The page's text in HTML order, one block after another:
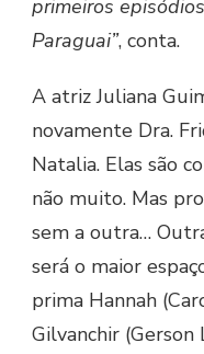
primeiros
Paraguai”, conta.
A atriz Juliana
novamente Dra.
Natalia. Elas são
não muito. Mas
sem a outra…
será o maior
prima Hannah
Gilvanchir (Gerson